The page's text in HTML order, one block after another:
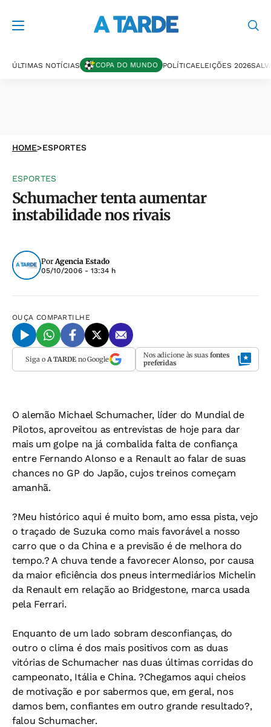
ÚLTIMAS NOTÍCIAS COPA DO MUNDO POLÍTICAELEIÇÕES 2026
HOME>ESPORTES
ESPORTES
Schumacher tenta aumentar
instabilidade nos rivais
PorAgencia Estado
05/10/2006 - 13:34 h
OUÇA COMPARTILHE
Siga o A TARDEno Google Nos adicione às suas fontes
preferidas
O alemão Michael Schumacher, líder do Mundial de
Pilotos, aproveitou as entrevistas de hoje para dar
mais um golpe na já combalida falta de confiança
entre Fernando Alonso e a Renault ao falar de suas
chances no GP do Japão, cujos treinos começam
amanhã.
?Meu histórico aqui é muito bom, amo essa pista, vejo
o traçado de Suzuka como mais favorável a nosso
carro que o da China e a previsão é de melhora do
tempo.? A chuva tende a favorecer Alonso, por causa
da maior eficiência dos pneus intermediários Michelin
da Renault em relação ao Bridgestone, marca usada
pela Ferrari.
Enquanto de um lado sobram desconfianças, do
outro o clima é dos mais positivos com as duas
vitórias de Schumacher nas duas últimas corridas do
campeonato, Itália e China. ?Chegamos aqui cheios
de motivação e por sabermos que, em geral, nos
damos bem, confiantes em outro grande resultado?,
falou Schumacher.